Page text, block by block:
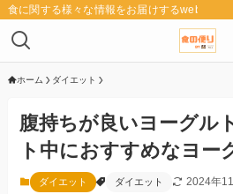
食に関する様々な情報をお届けするwebメディ
ホーム ダイエット
腹持ちが良いヨーグル
ト中におすすめなヨー
ダイエット ダイエット 2024年